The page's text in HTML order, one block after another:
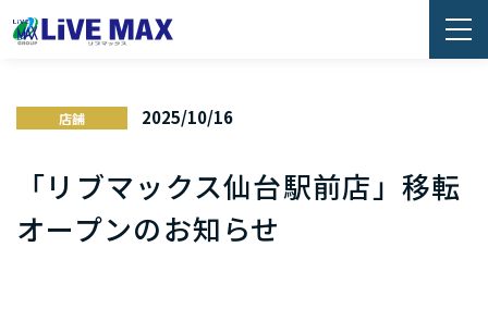
店舗 2025/10/16
「リブマックス仙台駅前店」移転
オープンのお知らせ